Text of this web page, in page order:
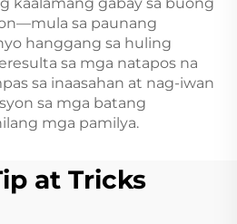
sa paunang
hanggang sa huling
sa mga natapos na
sa inaasahan at nag-iwan
sa mga batang
mga pamilya.
at Tricks